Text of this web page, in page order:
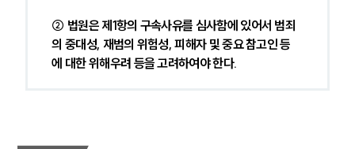
② 법원은 제1항의 구속사유를 심사함에 있어서 범죄
의 중대성, 재범의 위험성, 피해자 및 중요 참고인 등
에 대한 위해우려 등을 고려하여야 한다.